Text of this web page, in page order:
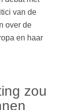
van de
over de
en haar
zou